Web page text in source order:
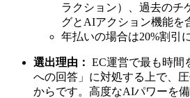
ラクション）、過去のチ
グとAIアクション機能を
年払いの場合は20%割引
選出理由： EC運営で最も時間
への回答」に対処する上で、
からです。高度なAIパワーを